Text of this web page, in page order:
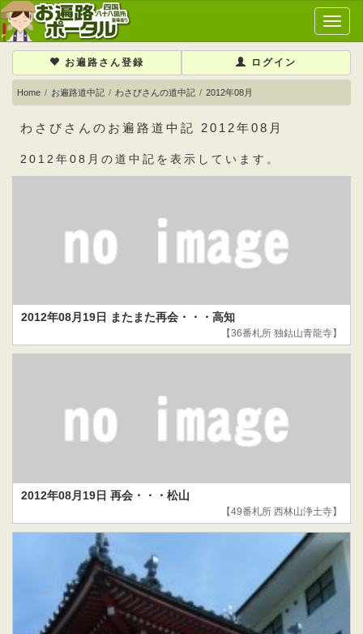
メ
イ
メ
ュ
お遍路さん登録 ログイン
Home お遍路道中記 わさびさんの道中記 2012年08月
わさびさんのお遍路道中記 2012年08月
2012年08月の道中記を表示しています。
2012年08月19日 またまた再会・・・高知
【36番札所 独鈷山青龍寺】
2012年08月19日 再会・・・松山
【49番札所 西林山浄土寺】